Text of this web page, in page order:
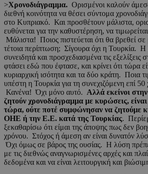
>Χρονοδιάγραμμα. Ορισμένοι καλούν
διεθνή κοινότητα να θέσει σύντομα
στο Κυπριακό. Και προσθέτουν μάλιστα,
ευθύνεται για την καθυστέρηση, να
Μάλιστα! Ποιος πιστεύεται ότι θα βρεθεί σε
τέτοια περίπτωση; Σίγουρα όχι η Τουρκία.
συνειδητά και προσχεδιασμένα τις εξελίξεις
φτάσει εδώ που έφτασε, και κρίνει ότι τώρα
κυριαρχική ισότητα και τα δύο κράτη. Ποια
υπέστη η Τουρκία για τη συνεχιζόμενη επί 50
Κανένα! Όχι μόνο αυτό. Αλλά εκείνοι στην
ζητούν χρονοδιάγραμμα με κυρώσεις, είναι
τώρα, ούτε ποτέ συμφώνησαν να ζητούμε
ΟΗΕ ή την Ε.Ε. κατά της Τουρκίας.
ξεκαθαρίσω ότι είμαι της άποψης πως δεν
χρόνου. Στόχος ή άμεση αν είναι δυνατόν
Όχι όμως σε βάρος της ουσίας. Η λύση
με τις διεθνώς αναγνωρισμένες αρχές και
δεδομένα και να είναι λειτουργική και